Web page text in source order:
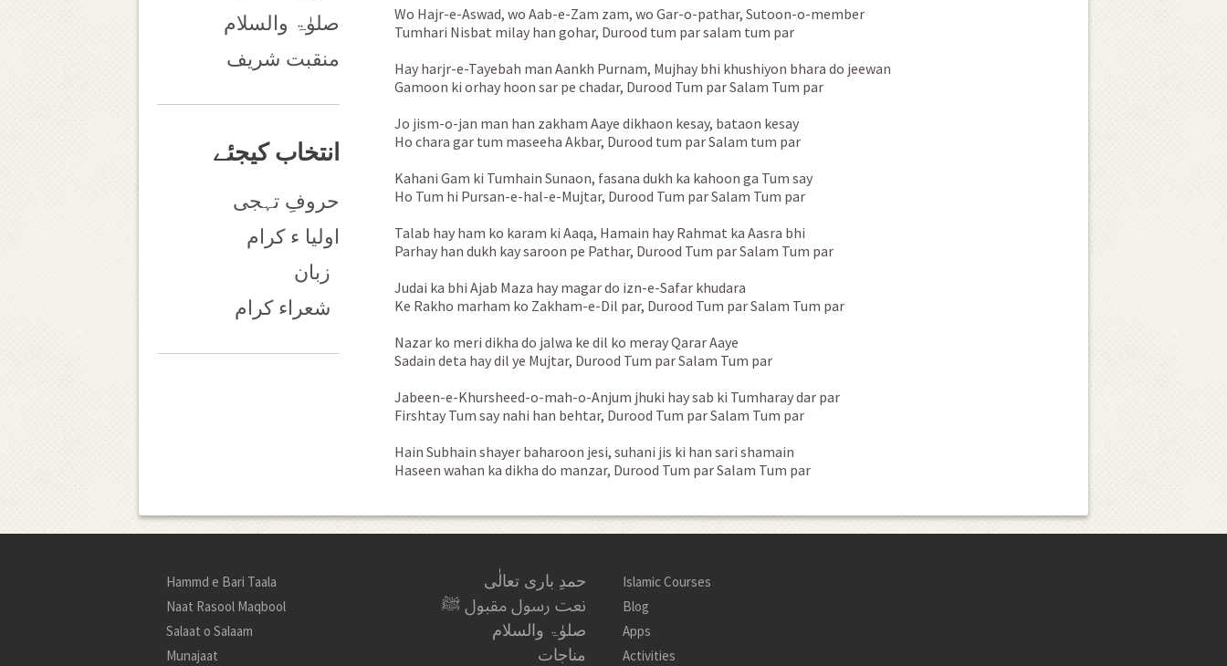
صلوٰۃ والسلام
منقبت شریف
انتخاب کیجئے
حروفِ تہجی
اولیا ء کرام
زبان
شعراء کرام
Wo Hajr-e-Aswad, wo Aab-e-Zam zam, wo Gar-o-pathar, Sutoon-o-member
Tumhari Nisbat milay han gohar, Durood tum par salam tum par
Hay harjr-e-Tayebah man Aankh Purnam, Mujhay bhi khushiyon bhara do jeewan
Gamoon ki orhay hoon sar pe chadar, Durood Tum par Salam Tum par
Jo jism-o-jan man han zakham Aaye dikhaon kesay, bataon kesay
Ho chara gar tum maseeha Akbar, Durood tum par Salam tum par
Kahani Gam ki Tumhain Sunaon, fasana dukh ka kahoon ga Tum say
Ho Tum hi Pursan-e-hal-e-Mujtar, Durood Tum par Salam Tum par
Talab hay ham ko karam ki Aaqa, Hamain hay Rahmat ka Aasra bhi
Parhay han dukh kay saroon pe Pathar, Durood Tum par Salam Tum par
Judai ka bhi Ajab Maza hay magar do izn-e-Safar khudara
Ke Rakho marham ko Zakham-e-Dil par, Durood Tum par Salam Tum par
Nazar ko meri dikha do jalwa ke dil ko meray Qarar Aaye
Sadain deta hay dil ye Mujtar, Durood Tum par Salam Tum par
Jabeen-e-Khursheed-o-mah-o-Anjum jhuki hay sab ki Tumharay dar par
Firshtay Tum say nahi han behtar, Durood Tum par Salam Tum par
Hain Subhain shayer baharoon jesi, suhani jis ki han sari shamain
Haseen wahan ka dikha do manzar, Durood Tum par Salam Tum par
Hammd e Bari Taala
Naat Rasool Maqbool
Salaat o Salaam
Munajaat
حمدِ باری تعالٰی
نعت رسول مقبول ﷺ
صلوٰۃ والسلام
مناجات
Islamic Courses
Blog
Apps
Activities